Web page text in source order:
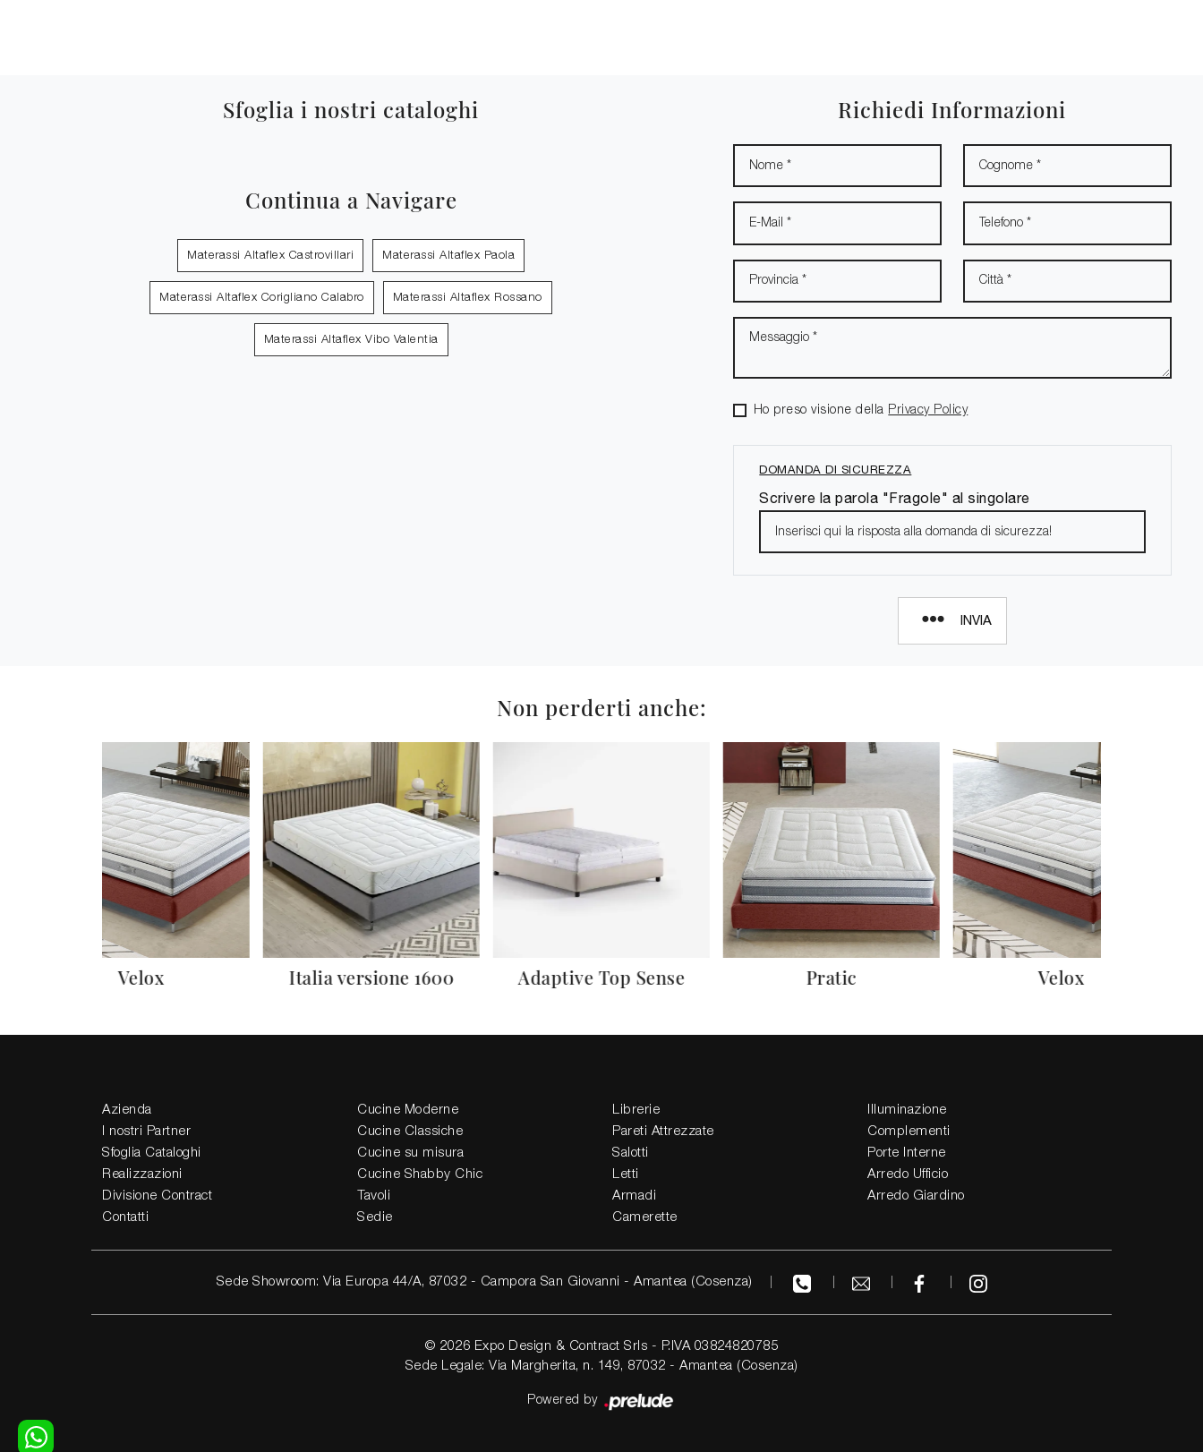
Sfoglia i nostri cataloghi
Continua a Navigare
Materassi Altaflex Castrovillari Materassi Altaflex Paola
Materassi Altaflex Corigliano Calabro Materassi Altaflex Rossano
Materassi Altaflex Vibo Valentia
Richiedi Informazioni
Ho preso visione della Privacy Policy
DOMANDA DI SICUREZZA
Scrivere la parola "Fragole" al singolare
INVIA
Non perderti anche:
Velox Italia versione 1600 Adaptive Top Sense Pratic Velox
Azienda
I nostri Partner
Sfoglia Cataloghi
Realizzazioni
Divisione Contract
Contatti
Cucine Moderne
Cucine Classiche
Cucine su misura
Cucine Shabby Chic
Tavoli
Sedie
Librerie
Pareti Attrezzate
Salotti
Letti
Armadi
Camerette
Illuminazione
Complementi
Porte Interne
Arredo Ufficio
Arredo Giardino
Sede Showroom: Via Europa 44/A, 87032 - Campora San Giovanni - Amantea (Cosenza)
© 2026 Expo Design & Contract Srls - P.IVA 03824820785
Sede Legale: Via Margherita, n. 149, 87032 - Amantea (Cosenza)
Powered by